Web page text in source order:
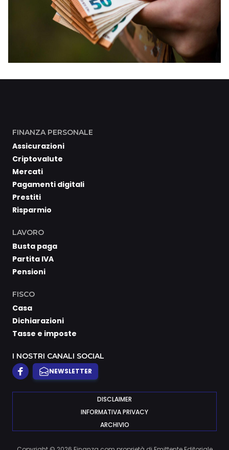
FINANZA PERSONALE
Assicurazioni
Criptovalute
Mercati
Pagamenti digitali
Prestiti
Risparmio
LAVORO
Busta paga
Partita IVA
Pensioni
FISCO
Casa
Dichiarazioni
Tasse e imposte
I NOSTRI CANALI SOCIAL
NEWSLETTER
DISCLAIMER
INFORMATIVA PRIVACY
ARCHIVIO